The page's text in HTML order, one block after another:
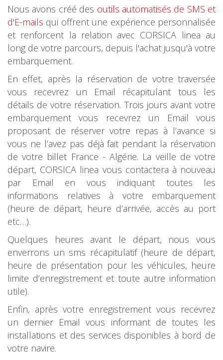
Nous avons créé des outils automatisés de SMS et
d'E-mails qui offrent une expérience personnalisée
et renforcent la relation avec CORSICA linea au
long de votre parcours, depuis l'achat jusqu'à votre
embarquement.
En effet, après la réservation de votre traversée
vous recevrez un Email récapitulant tous les
détails de votre réservation. Trois jours avant votre
embarquement vous recevrez un Email vous
proposant de réserver votre repas à l’avance si
vous ne l’avez pas déjà fait pendant la réservation
de votre billet France - Algérie. La veille de votre
départ, CORSICA linea vous contactera à nouveau
par Email en vous indiquant toutes les
informations relatives à votre embarquement
(heure de départ, heure d’arrivée, accès au port
etc…).
Quelques heures avant le départ, nous vous
enverrons un sms récapitulatif (heure de départ,
heure de présentation pour les véhicules, heure
limite d’enregistrement et toute autre information
utile).
Enfin, après votre enregistrement vous recevrez
un dernier Email vous informant de toutes les
installations et des services disponibles à bord de
votre navire.